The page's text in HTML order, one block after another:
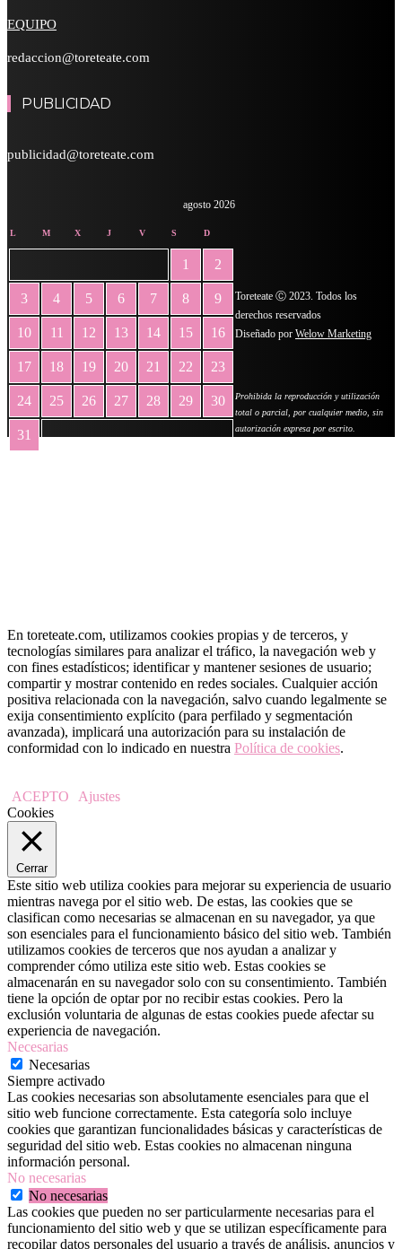
EQUIPO
redaccion@toreteate.com
PUBLICIDAD
publicidad@toreteate.com
agosto 2026
L M X J V S D
1 2
3 4 5 6 7 8 9
10 11 12 13 14 15 16
17 18 19 20 21 22 23
24 25 26 27 28 29 30
31
Toreteate Ⓒ 2023. Todos los
derechos reservados
Diseñado por Welow Marketing
Prohibida la reproducción y utilización
total o parcial, por cualquier medio, sin
autorización expresa por escrito.
En toreteate.com, utilizamos cookies propias y de terceros, y
tecnologías similares para analizar el tráfico, la navegación web y
con fines estadísticos; identificar y mantener sesiones de usuario;
compartir y mostrar contenido en redes sociales. Cualquier acción
positiva relacionada con la navegación, salvo cuando legalmente se
exija consentimiento explícito (para perfilado y segmentación
avanzada), implicará una autorización para su instalación de
conformidad con lo indicado en nuestra Política de cookies.
ACEPTO
Ajustes
Cookies
Cerrar
Este sitio web utiliza cookies para mejorar su experiencia de usuario
mientras navega por el sitio web. De estas, las cookies que se
clasifican como necesarias se almacenan en su navegador, ya que
son esenciales para el funcionamiento básico del sitio web. También
utilizamos cookies de terceros que nos ayudan a analizar y
comprender cómo utiliza este sitio web. Estas cookies se
almacenarán en su navegador solo con su consentimiento. También
tiene la opción de optar por no recibir estas cookies. Pero la
exclusión voluntaria de algunas de estas cookies puede afectar su
experiencia de navegación.
Necesarias
Necesarias
Siempre activado
Las cookies necesarias son absolutamente esenciales para que el
sitio web funcione correctamente. Esta categoría solo incluye
cookies que garantizan funcionalidades básicas y características de
seguridad del sitio web. Estas cookies no almacenan ninguna
información personal.
No necesarias
No necesarias
Las cookies que pueden no ser particularmente necesarias para el
funcionamiento del sitio web y que se utilizan específicamente para
recopilar datos personales del usuario a través de análisis, anuncios y